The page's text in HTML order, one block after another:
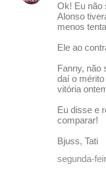
Ok! Eu não
Alonso
menos
Ele ao
Fanny, não
daí o
vitória
Eu disse e
comparar!
Bjuss, Tati
segunda-